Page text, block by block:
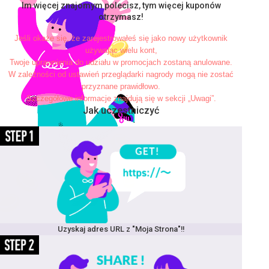
Im więcej znajomym polecisz, tym więcej kuponów
otrzymasz!
Jeśli okaże się, że zarejestrowałeś się jako nowy użytkownik
używając wielu kont,
Twoje uprawnienia do udziału w promocjach zostaną anulowane.
W zależności od ustawień przeglądarki nagrody mogą nie zostać
przyznane prawidłowo.
Szczegółowe informacje znajdują się w sekcji „Uwagi”.
Jak uczestniczyć
Uzyskaj adres URL z "Moja Strona"!!